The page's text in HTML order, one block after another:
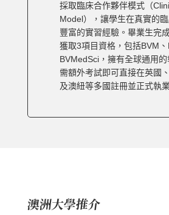
採取臨床合作夥伴模式（
Model），讓學生在真實的
豐富的實習經驗。畢業生完
獲取3項目資格，包括BVM
BVMedSci，擁有全球通用
需額外考試即可直接在英國
及澳紐等多國註冊並正式執業
澳洲大學推介